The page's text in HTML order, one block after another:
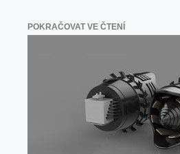
POKRAČOVAT VE ČTENÍ